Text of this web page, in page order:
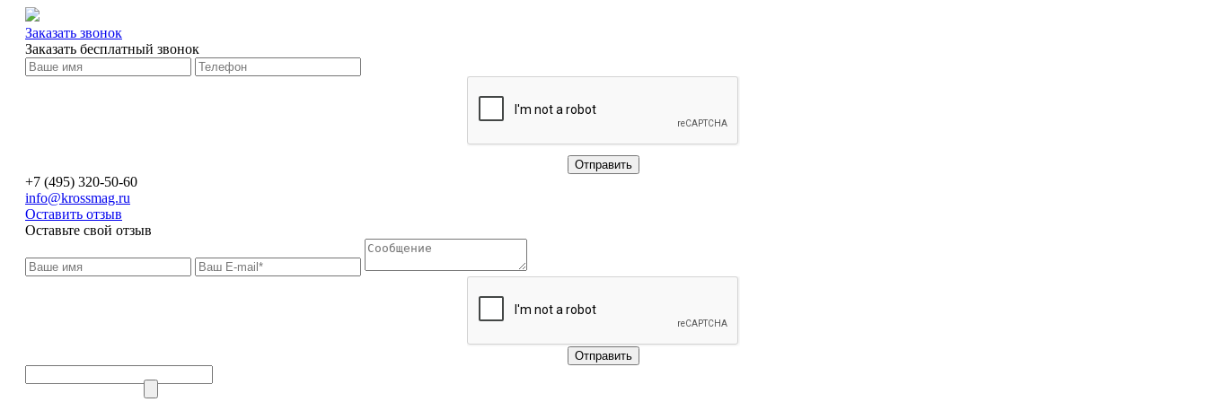
Заказать звонок
Заказать бесплатный звонок
+7 (495) 320-50-60
info@krossmag.ru
Оставить отзыв
Оставьте свой отзыв